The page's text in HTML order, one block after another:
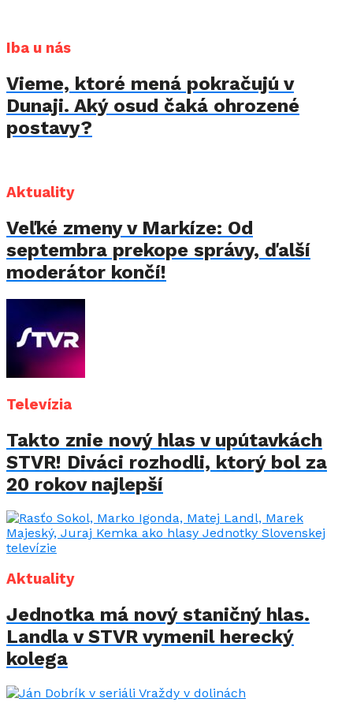
Iba u nás
Vieme, ktoré mená pokračujú v
Dunaji. Aký osud čaká ohrozené
postavy?
Aktuality
Veľké zmeny v Markíze: Od
septembra prekope správy, ďalší
moderátor končí!
Televízia
Takto znie nový hlas v upútavkách
STVR! Diváci rozhodli, ktorý bol za
20 rokov najlepší
Aktuality
Jednotka má nový staničný hlas.
Landla v STVR vymenil herecký
kolega